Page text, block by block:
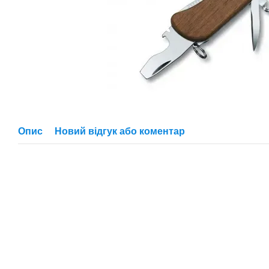
Опис Новий відгук або коментар